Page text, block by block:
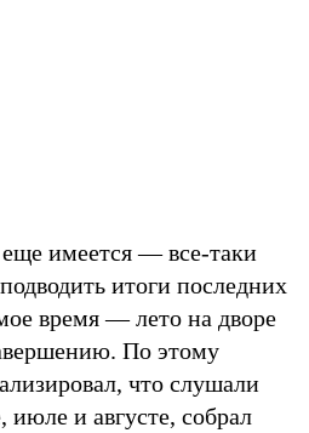
имеется — все-таки
итоги последних
время — лето на дворе
По этому
что слушали
июле и августе, собрал